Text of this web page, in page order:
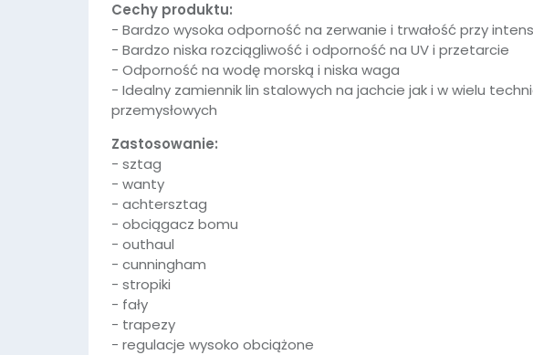
Cechy produktu:
- Bardzo wysoka odporność na zerwanie i trwałość przy
- Bardzo niska rozciągliwość i odporność na UV i przetarcie
- Odporność na wodę morską i niska waga
- Idealny zamiennik lin stalowych na jachcie jak i w wielu
przemysłowych
Zastosowanie:
- sztag
- wanty
- achtersztag
- obciągacz bomu
- outhaul
- cunningham
- stropiki
- fały
- trapezy
- regulacje wysoko obciążone